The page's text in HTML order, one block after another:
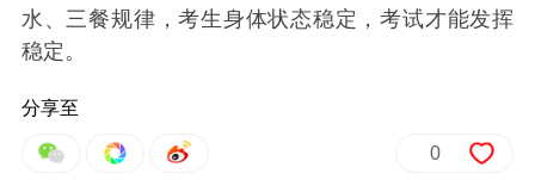
水、三餐规律，考生身体状态稳定，考试才能发挥
稳定。
分享至
0